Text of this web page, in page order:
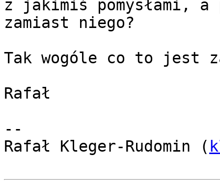
z jakimiś pomysłami, a
zamiast niego?
Tak wogóle co to jest
Rafał
--
Rafał Kleger-Rudomin (